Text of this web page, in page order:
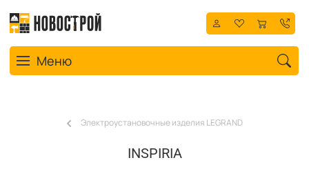
Toggle navigation
Меню
Электроустановочные изделия LEGRAND
INSPIRIA